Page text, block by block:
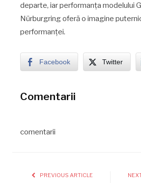
departe, iar performanța modelului
Nürburgring oferă o imagine
performanței.
Facebook Twitter
Comentarii
comentarii
PREVIOUS ARTICLE